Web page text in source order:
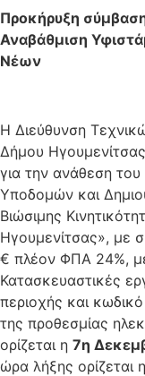
Προκήρυξη
Αναβάθμιση
Νέων
Η Διεύθυνση
Δήμου
για την ανάθεση
Υποδομών και
Βιώσιμης
Ηγουμενίτσας», με
€ πλέον ΦΠΑ 24%,
Κατασκευαστικές
περιοχής και
της προθεσμίας
ορίζεται η 7η
ώρα λήξης ορίζεται η